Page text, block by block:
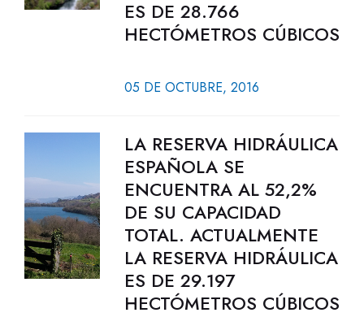
ES DE 28.766
HECTÓMETROS CÚBICOS
05 DE OCTUBRE, 2016
LA RESERVA HIDRÁULICA
ESPAÑOLA SE
ENCUENTRA AL 52,2%
DE SU CAPACIDAD
TOTAL. ACTUALMENTE
LA RESERVA HIDRÁULICA
ES DE 29.197
HECTÓMETROS CÚBICOS